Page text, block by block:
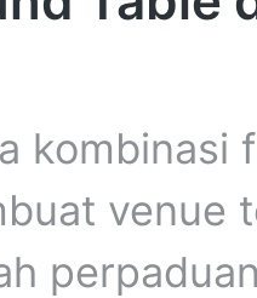
kombinasi
venue